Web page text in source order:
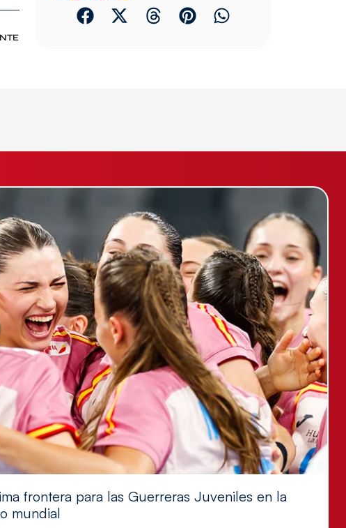
frontera para las Guerreras Juveniles en la
mundial